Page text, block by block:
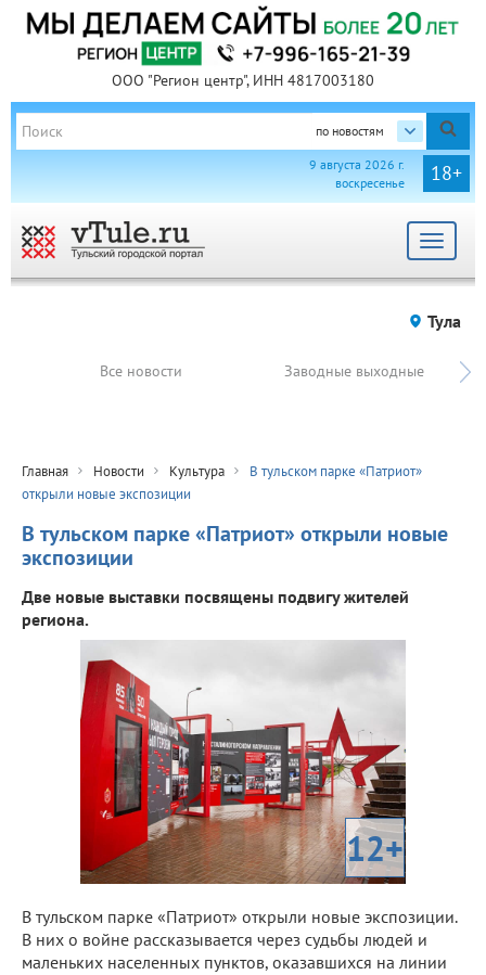
ООО "Регион центр", ИНН 4817003180
по новостям
18+
9 августа 2026 г.
воскресенье
Toggle
Тула
Все новости Заводные выходные
Главная Новости Культура
В тульском парке «Патриот»
открыли новые экспозиции
В тульском парке «Патриот» открыли новые
экспозиции
Две новые выставки посвящены подвигу жителей
региона.
12+
В тульском парке «Патриот» открыли новые экспозиции.
В них о войне рассказывается через судьбы людей и
маленьких населенных пунктов, оказавшихся на линии